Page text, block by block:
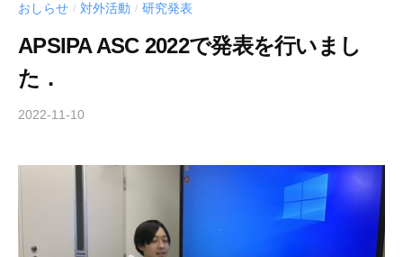
おしらせ / 対外活動 / 研究発表
APSIPA ASC 2022で発表を行いまし
た．
2022-11-10
a